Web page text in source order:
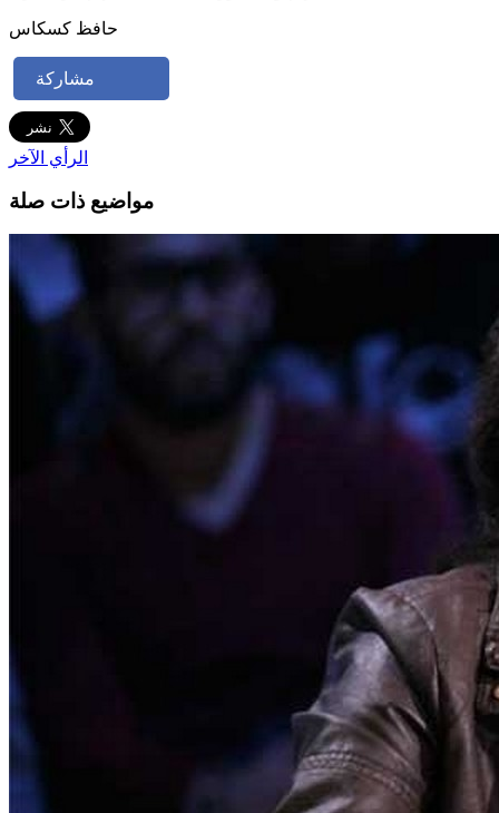
حافظ كسكاس
مشاركة
الرأي الآخر
مواضيع ذات صلة